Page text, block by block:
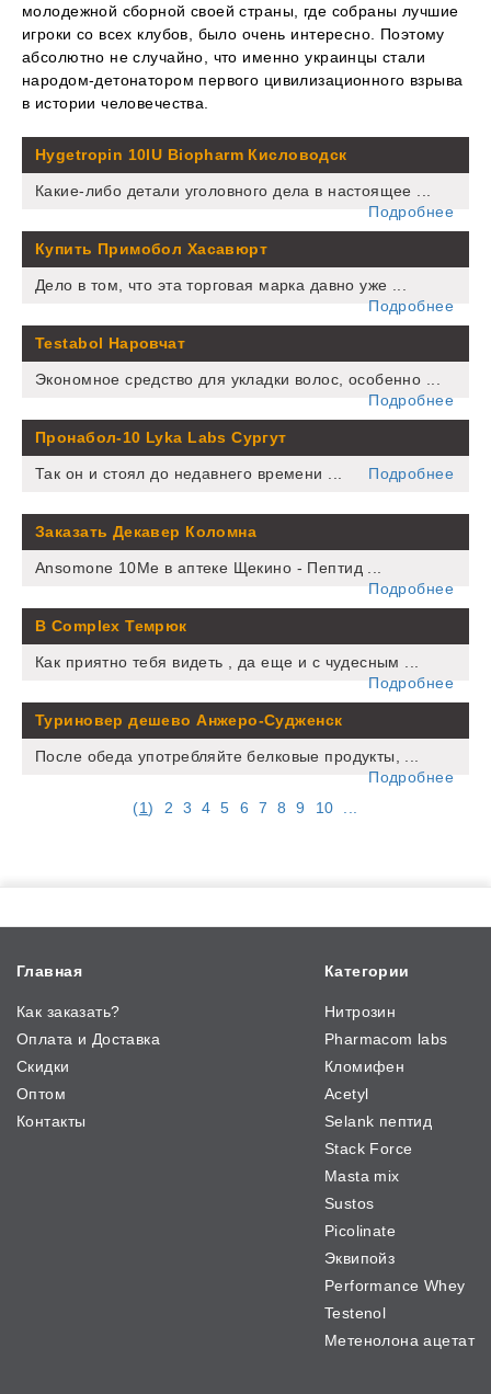
молодежной сборной своей страны, где собраны лучшие
игроки со всех клубов, было очень интересно. Поэтому
абсолютно не случайно, что именно украинцы стали
народом-детонатором первого цивилизационного взрыва
в истории человечества.
Hygetropin 10IU Biopharm Кисловодск
Какие-либо детали уголовного дела в настоящее ...
Подробнее
Купить Примобол Хасавюрт
Дело в том, что эта торговая марка давно уже ...
Подробнее
Testabol Наровчат
Экономное средство для укладки волос, особенно ...
Подробнее
Пронабол-10 Lyka Labs Сургут
Так он и стоял до недавнего времени ... Подробнее
Заказать Декавер Коломна
Ansomone 10Me в аптеке Щекино - Пептид ...
Подробнее
B Complex Темрюк
Как приятно тебя видеть , да еще и с чудесным ...
Подробнее
Туриновер дешево Анжеро-Судженск
После обеда употребляйте белковые продукты, ...
Подробнее
(1) 2 3 4 5 6 7 8 9 10 ...
Главная
Как заказать?
Оплата и Доставка
Скидки
Оптом
Контакты
Категории
Нитрозин
Pharmacom labs
Кломифен
Acetyl
Selank пептид
Stack Force
Masta mix
Sustos
Picolinate
Эквипойз
Performance Whey
Testenol
Метенолона ацетат